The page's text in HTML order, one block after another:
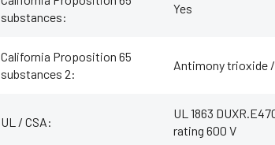
substances:
Yes
California Proposition 65
substances 2:
Antimony trioxide
UL / CSA:
UL 1863
rating 600 V